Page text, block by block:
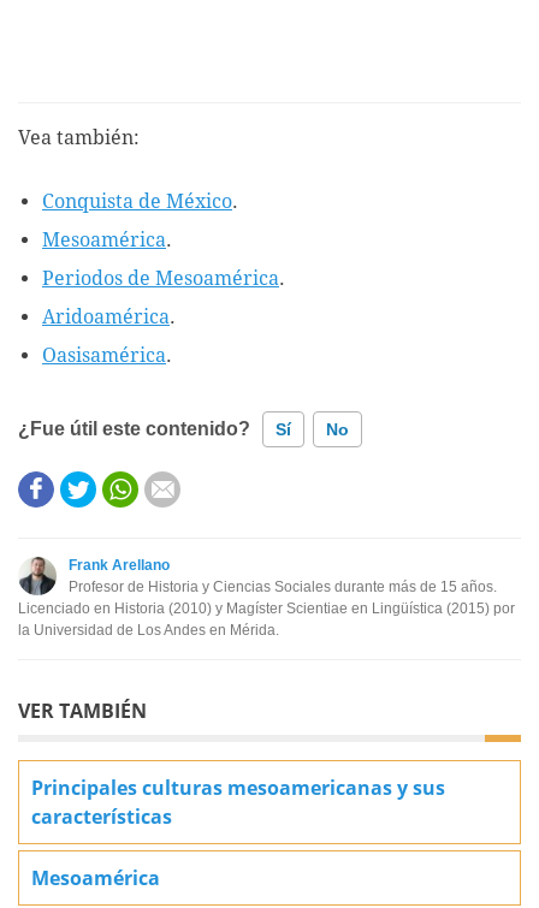
Vea también:
Conquista de México.
Mesoamérica.
Periodos de Mesoamérica.
Aridoamérica.
Oasisamérica.
¿Fue útil este contenido? Sí No
Este contenido contiene información incorrecta
Otro
Frank Arellano
Profesor de Historia y Ciencias Sociales durante más de 15 años.
Licenciado en Historia (2010) y Magíster Scientiae en Lingüística (2015) por
la Universidad de Los Andes en Mérida.
VER TAMBIÉN
Principales culturas mesoamericanas y sus
características
Mesoamérica